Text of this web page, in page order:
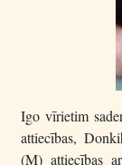
Igo vīrietim
attiecības,
(M) attiecības